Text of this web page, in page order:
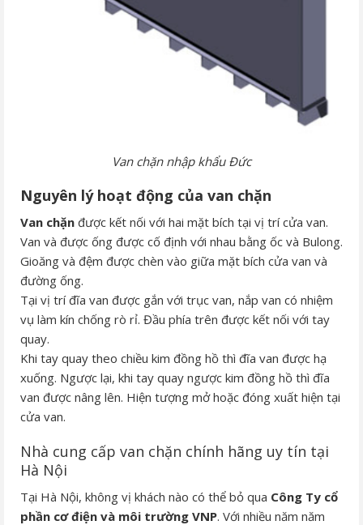
Van chặn nhập khẩu Đức
Nguyên lý hoạt động của van chặn
Van chặn được kết nối với hai mặt bích tại vị trí cửa van.
Van và được ống được cố định với nhau bằng ốc và Bulong.
Gioăng và đệm được chèn vào giữa mặt bích cửa van và
đường ống.
Tại vị trí đĩa van được gắn với trục van, nắp van có nhiệm
vụ làm kín chống rò rỉ. Đầu phía trên được kết nối với tay
quay.
Khi tay quay theo chiều kim đồng hồ thì đĩa van được hạ
xuống. Ngược lại, khi tay quay ngược kim đồng hồ thì đĩa
van được nâng lên. Hiện tượng mở hoặc đóng xuất hiện tại
cửa van.
Nhà cung cấp van chặn chính hãng uy tín tại
Hà Nội
Tại Hà Nội, không vị khách nào có thể bỏ qua Công Ty cổ
phần cơ điện và môi trường VNP. Với nhiều năm năm